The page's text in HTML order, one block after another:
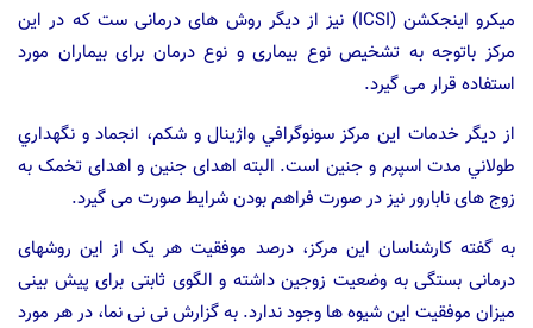
ميكرو اينجكشن (ICSI) نیز از دیگر روش های درمانی ست که در این
مرکز باتوجه به تشخیص نوع بیماری و نوع درمان برای بیماران مورد
استفاده قرار می گیرد.
از دیگر خدمات این مرکز سونوگرافي واژينال و شكم، انجماد و نگهداري
طولاني مدت اسپرم و جنين است. البته اهدای جنین و اهدای تخمک به
زوج های نابارور نیز در صورت فراهم بودن شرایط صورت می گیرد.
به گفته کارشناسان این مرکز، درصد موفقیت هر یک از این روش­های
درمانی بستگی به وضعیت زوجین داشته و الگوی ثابتی برای پیش ­بینی
میزان موفقیت این شیوه ­ها وجود ندارد. به گزارش نی نی نما، در هر مورد